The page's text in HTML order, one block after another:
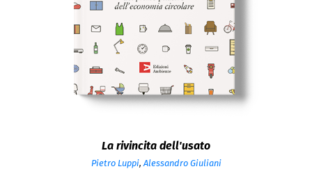
La rivincita dell'usato
Pietro Luppi, Alessandro Giuliani